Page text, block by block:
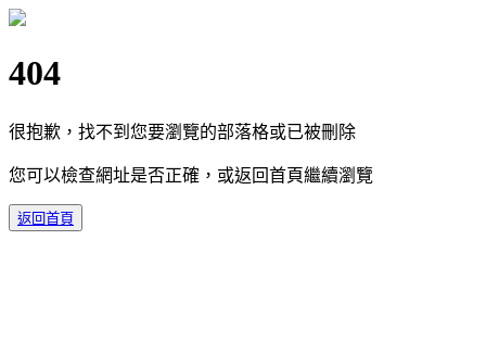
404
很抱歉，找不到您要瀏覽的部落格或已被刪除
您可以檢查網址是否正確，或返回首頁繼續瀏覽
返回首頁